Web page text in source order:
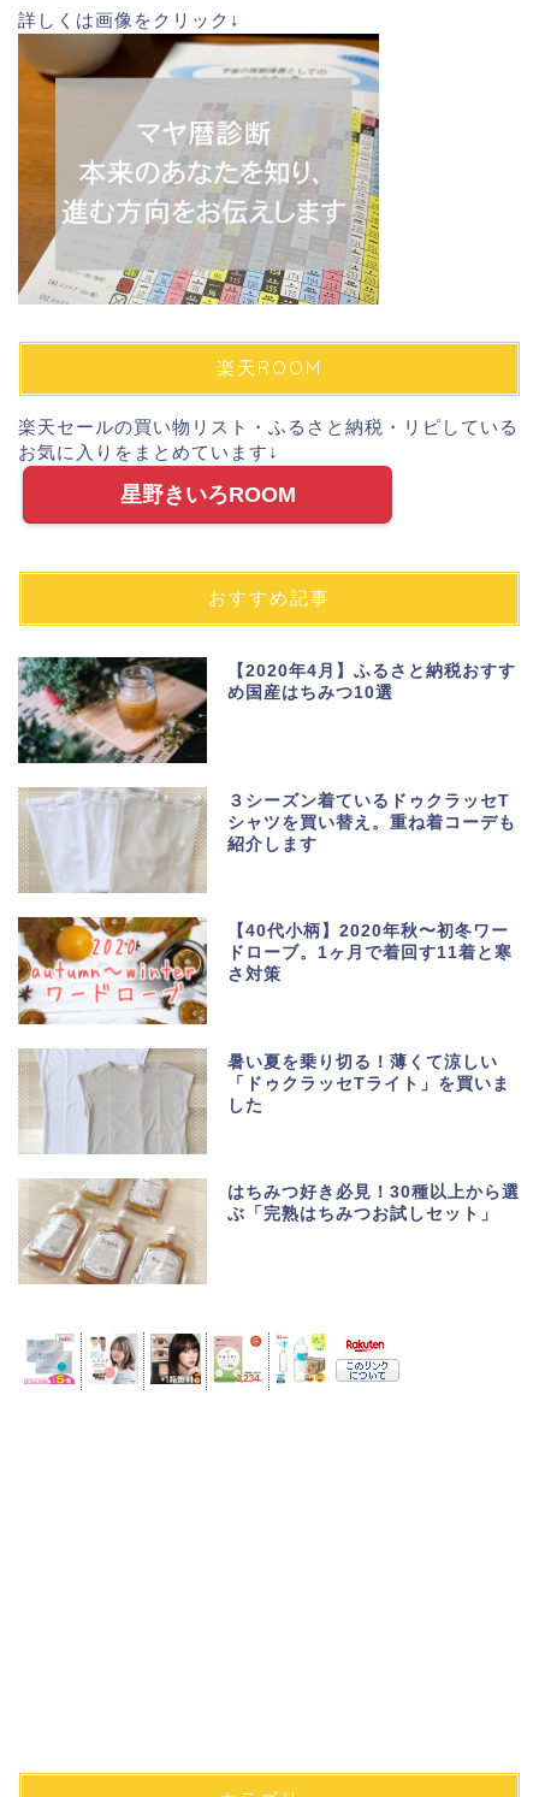
詳しくは画像をクリック↓
楽天ROOM
楽天セールの買い物リスト・ふるさと納税・リピしている
お気に入りをまとめています↓
星野きいろROOM
おすすめ記事
【2020年4月】ふるさと納税おすす
め国産はちみつ10選
３シーズン着ているドゥクラッセT
シャツを買い替え。重ね着コーデも
紹介します
【40代小柄】2020年秋〜初冬ワー
ドローブ。1ヶ月で着回す11着と寒
さ対策
暑い夏を乗り切る！薄くて涼しい
「ドゥクラッセTライト」を買いま
した
はちみつ好き必見！30種以上から選
ぶ「完熟はちみつお試しセット」